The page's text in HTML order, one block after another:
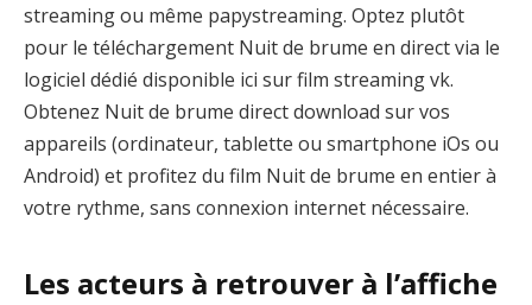
streaming ou même papystreaming. Optez plutôt
pour le téléchargement Nuit de brume en direct via le
logiciel dédié disponible ici sur film streaming vk.
Obtenez Nuit de brume direct download sur vos
appareils (ordinateur, tablette ou smartphone iOs ou
Android) et profitez du film Nuit de brume en entier à
votre rythme, sans connexion internet nécessaire.
Les acteurs à retrouver à l’affiche